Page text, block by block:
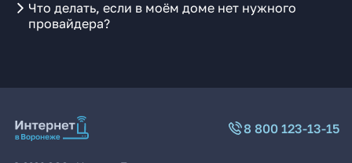
Что делать, если в моём доме нет нужного
провайдера?
8 800 123-13-15